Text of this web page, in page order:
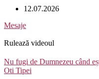
12.07.2026
Mesaje
Rulează videoul
Nu fugi de Dumnezeu când
Oti Tipei